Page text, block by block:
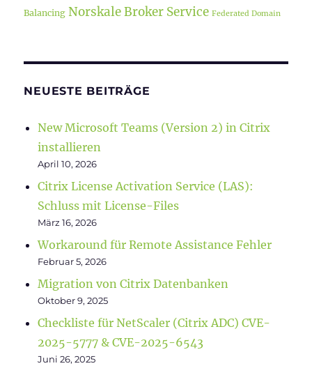
Balancing Norskale Broker Service Federated Domain
NEUESTE BEITRÄGE
New Microsoft Teams (Version 2) in Citrix
installieren
April 10, 2026
Citrix License Activation Service (LAS):
Schluss mit License-Files
März 16, 2026
Workaround für Remote Assistance Fehler
Februar 5, 2026
Migration von Citrix Datenbanken
Oktober 9, 2025
Checkliste für NetScaler (Citrix ADC) CVE-
2025-5777 & CVE-2025-6543
Juni 26, 2025